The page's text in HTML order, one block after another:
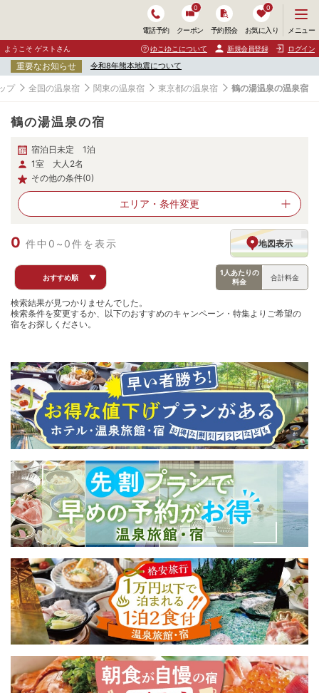
電話予約 クーポン
0
予約照会 お気に入り
0
ニ
ュ
ー
開
く
メニュー
ようこそ ゲストさん ゆこゆこについて 新規会員登録 ログイン
重要なお知らせ 令和8年熊本地震について
プ 全国の温泉宿 関東の温泉宿 東京都の温泉宿 鶴の湯温泉の温泉宿
鶴の湯温泉の宿
宿泊日未定 1泊
1室 大人2名
その他の条件(0)
エリア・ 条件変更
0 件中0~0件を表示 地図表示
おすすめ順 ▼
1人あたりの
料金
合計料金
検索結果が見つかりませんでした。
検索条件を変更するか、以下のおすすめのキャンペーン・特集よりご希望の
宿をお探しください。